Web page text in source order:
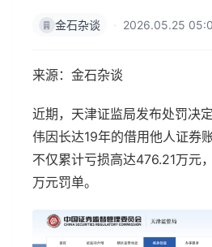
金石杂谈 · 2026.05.25
来源：金石杂谈
近期，天津证监局发布处罚决
伟因长达19年的借用他人证券
不仅累计亏损高达476.21万元
万元罚单。